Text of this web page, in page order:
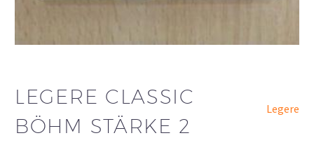
LEGERE CLASSIC
BÖHM STÄRKE 2
Legere